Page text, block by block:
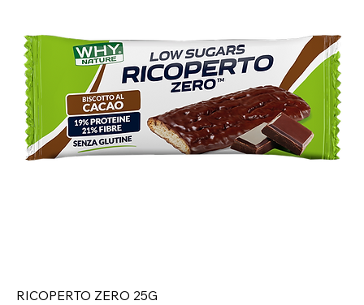
RICOPERTO ZERO 25G